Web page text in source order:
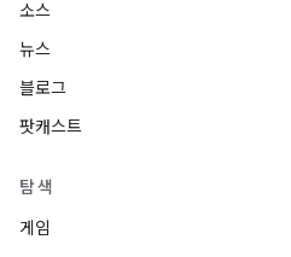
소스
뉴스
블로그
팟캐스트
탐색
게임